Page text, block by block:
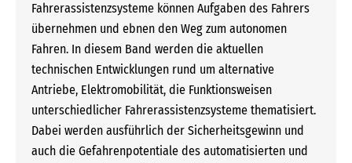
Fahrerassistenzsysteme können Aufgaben des Fahrers
übernehmen und ebnen den Weg zum autonomen
Fahren. In diesem Band werden die aktuellen
technischen Entwicklungen rund um alternative
Antriebe, Elektromobilität, die Funktionsweisen
unterschiedlicher Fahrerassistenzsysteme thematisiert.
Dabei werden ausführlich der Sicherheitsgewinn und
auch die Gefahrenpotentiale des automatisierten und